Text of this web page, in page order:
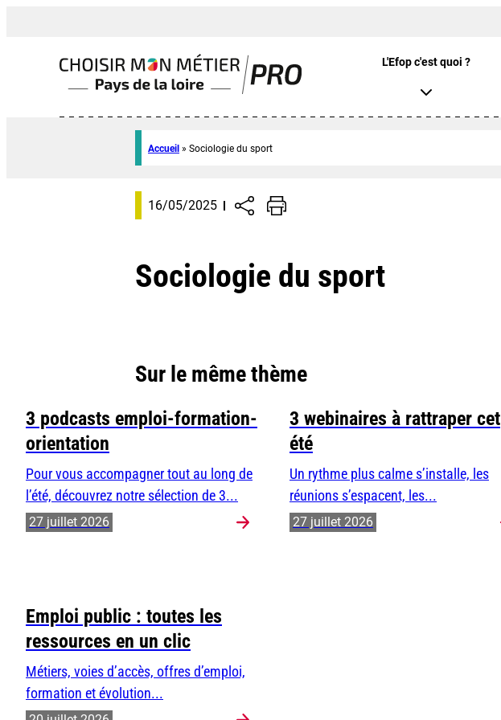
L'Efop c'est quoi ?
Accueil » Sociologie du sport
16/05/2025
Sociologie du sport
Sur le même thème
3 podcasts emploi-formation-
orientation
Pour vous accompagner tout au long de
l’été, découvrez notre sélection de 3...
27 juillet 2026
3 webinaires à rattraper cet
été
Un rythme plus calme s’installe, les
réunions s’espacent, les...
27 juillet 2026
Emploi public : toutes les
ressources en un clic
Métiers, voies d’accès, offres d’emploi,
formation et évolution...